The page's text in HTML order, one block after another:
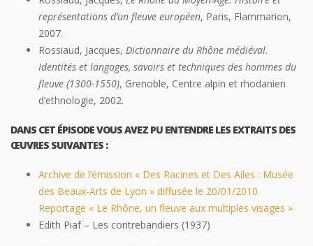
représentations d’un fleuve européen, Paris, Flammarion,
2007.
Rossiaud, Jacques, Dictionnaire du Rhône médiéval.
Identités et langages, savoirs et techniques des hommes du
fleuve (1300-1550), Grenoble, Centre alpin et rhodanien
d’ethnologie, 2002.
DANS CET ÉPISODE VOUS AVEZ PU ENTENDRE LES EXTRAITS DES
ŒUVRES SUIVANTES :
Archive de l’émission « Des Racines et Des Ailes : Musée
des Beaux-Arts de Lyon » diffusée le 20/01/2010.
Reportage « Le Rhône, un fleuve aux multiples visages »
Edith Piaf – Les contrebandiers (1937)